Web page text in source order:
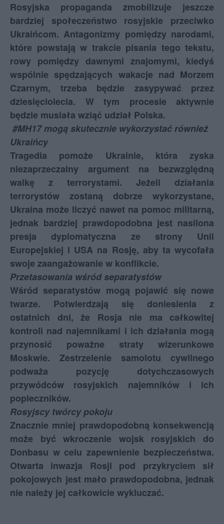
Rosyjska propaganda zmobilizuje jeszcze
bardziej społeczeństwo rosyjskie przeciwko
Ukraińcom. Antagonizmy pomiędzy narodami,
które powstają w trakcie pisania tego tekstu,
rowy pomiędzy dawnymi znajomymi, kiedyś
wspólnie spędzających wakacje nad Morzem
Czarnym, trzeba będzie zasypywać przez
dziesięciolecia. W tym procesie aktywnie
będzie musiała wziąć udział Polska.
#MH17 mogą skutecznie wykorzystać również
Ukraińcy
Tragedia pomoże Ukrainie, która zyska
niezaprzeczalny argument na bezwzględną
walkę z terrorystami. Jeżeli działania
terrorystów zostaną dobrze wykorzystane,
Ukraina może liczyć nawet na pomoc militarną,
jednak bardziej prawdopodobna jest nasilona
presja dyplomatyczna ze strony Unii
Europejskiej i USA na Rosję, aby ta wycofała
swoje zaangażowanie w konflikcie.
Przetasowania wśród separatystów
Wśród separatystów mogą pojawić się nowe
twarze. Potwierdzają się doniesienia z
ostatnich dni, że Rosja nie ma całkowitej
kontroli nad najemnikami i ich działania mogą
przynosić poważne straty wizerunkowe
Moskwie. Zestrzelenie samolotu cywilnego
podważa pozycję dotychczasowych
przywódców rosyjskich najemników i ich
popleczników.
Rosyjscy twórcy pokoju
Znacznie mniej prawdopodobną konsekwencją
może być wkroczenie wojsk rosyjskich do
Donbasu w celu zapewnienie bezpieczeństwa.
Otwarta inwazja Rosji pod przykryciem sił
pokojowych jest mało prawdopodobna, jednak
nie należy jej całkowicie wykluczać.